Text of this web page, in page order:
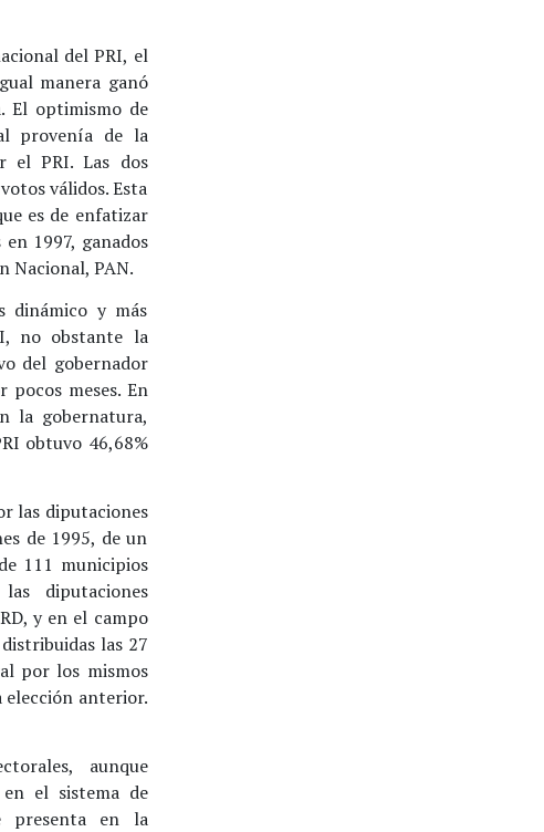
del PRI, el
manera ganó
El optimismo de
provenía de la
el PRI. Las dos
válidos. Esta
es de enfatizar
1997, ganados
Nacional, PAN.
dinámico y más
no obstante la
del gobernador
pocos meses. En
la gobernatura,
obtuvo 46,68%
las diputaciones
de 1995, de un
111 municipios
diputaciones
y en el campo
las 27
por los mismos
elección anterior.
aunque
el sistema de
presenta en la